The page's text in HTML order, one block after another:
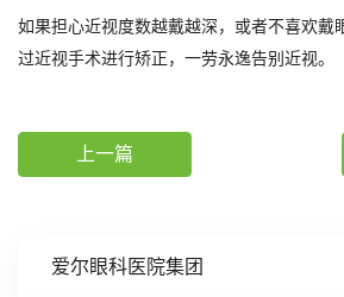
爱尔眼科医院集团
如果担心近视度数越戴越深，或者不喜欢戴
过近视手术进行矫正，一劳永逸告别近视。
上一篇